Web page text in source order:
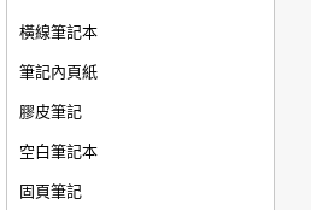
橫線筆記本
筆記內頁紙
膠皮筆記
空白筆記本
固頁筆記